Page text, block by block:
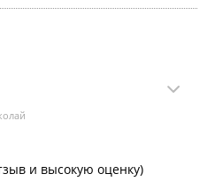
и высокую оценку)